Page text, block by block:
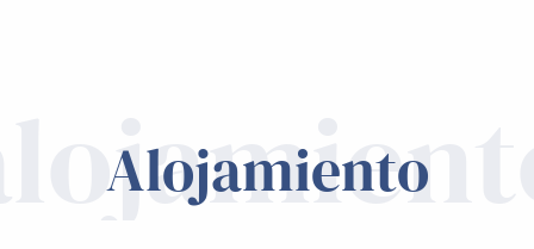
Alojamiento